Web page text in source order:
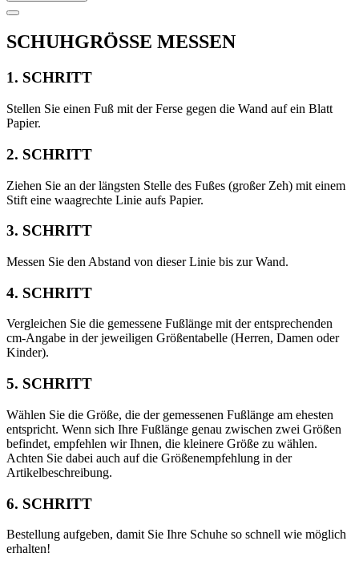
SCHUHGRÖSSE MESSEN
1. SCHRITT
Stellen Sie einen Fuß mit der Ferse gegen die Wand auf ein Blatt
Papier.
2. SCHRITT
Ziehen Sie an der längsten Stelle des Fußes (großer Zeh) mit einem
Stift eine waagrechte Linie aufs Papier.
3. SCHRITT
Messen Sie den Abstand von dieser Linie bis zur Wand.
4. SCHRITT
Vergleichen Sie die gemessene Fußlänge mit der entsprechenden
cm-Angabe in der jeweiligen Größentabelle (Herren, Damen oder
Kinder).
5. SCHRITT
Wählen Sie die Größe, die der gemessenen Fußlänge am ehesten
entspricht. Wenn sich Ihre Fußlänge genau zwischen zwei Größen
befindet, empfehlen wir Ihnen, die kleinere Größe zu wählen.
Achten Sie dabei auch auf die Größenempfehlung in der
Artikelbeschreibung.
6. SCHRITT
Bestellung aufgeben, damit Sie Ihre Schuhe so schnell wie möglich
erhalten!